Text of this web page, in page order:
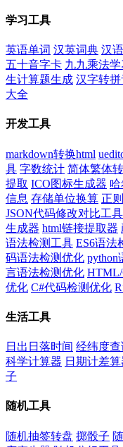
学习工具
英语单词 汉英词典 汉
五十音字卡 九九乘法
生计算题生成 汉字转拼
大全
开发工具
markdown转换html
具 字数统计 简体繁体
提取 ICO图标生成器
信息 存储单位换算 正
JSON代码修改对比工具
生成器 html链接提取器
语法检测工具 ES6语法
码语法检测优化 python
言语法检测优化
优化 C#代码检测优化
生活工具
日出日落时间 经纬度查
科学计算器 日期计差算
子
随机工具
随机抽签转盘 掷骰子